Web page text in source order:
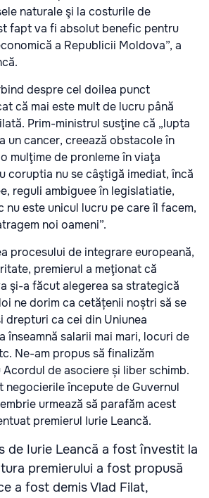
naturale şi la costurile de
fapt va fi absolut benefic pentru
a Republicii Moldova”, a
despre cel doilea punct
că mai este mult de lucru până
Prim-ministrul susţine că „lupta
un cancer, creează obstacole în
mulţime de pronleme în viaţa
coruptia nu se câştigă imediat, încă
reguli ambiguee în legislatiatie,
este unicul lucru pe care îl facem,
noi oameni”.
procesului de integrare europeană,
premierul a meţionat că
şi-a făcut alegerea sa strategică
ne dorim ca cetățenii noștri să se
drepturi ca cei din Uniunea
înseamnă salarii mai mari, locuri de
Ne-am propus să finalizăm
de asociere și liber schimb.
negocierile începute de Guvernul
urmează să parafăm acest
premierul Iurie Leancă.
de Iurie Leancă a fost învestit la
premierului a fost propusă
a fost demis Vlad Filat,